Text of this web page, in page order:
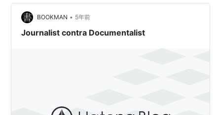
1. 山王口冬季イルミネーションとは 2. 実際見てみました
3. 馬込文士村散策のみち 4. 八景天祖神社 5. まとめ 6. 基
本情報 1. 山王口冬季イルミネーションとは JR大森駅…
BOOKMAN • 5年前
Journalist contra Documentalist